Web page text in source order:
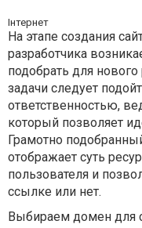
Інтернет
На этапе создания
разработчика
подобрать для
задачи следует
ответственностью,
который позволяет
Грамотно
отображает суть
пользователя и
ссылке или нет.
Выбираем домен для